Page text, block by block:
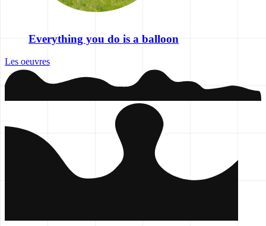
Everything you do is a balloon
Les oeuvres